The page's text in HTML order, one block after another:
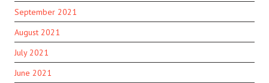
September 2021
August 2021
July 2021
June 2021